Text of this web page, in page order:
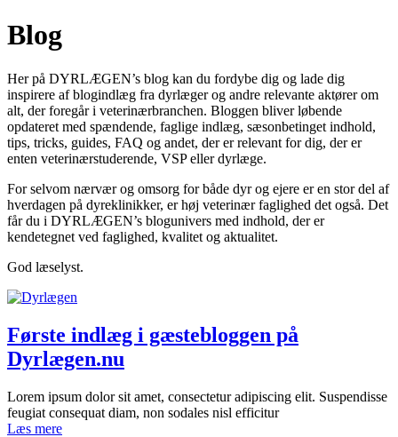
Blog
Her på DYRLÆGEN’s blog kan du fordybe dig og lade dig
inspirere af blogindlæg fra dyrlæger og andre relevante aktører om
alt, der foregår i veterinærbranchen. Bloggen bliver løbende
opdateret med spændende, faglige indlæg, sæsonbetinget indhold,
tips, tricks, guides, FAQ og andet, der er relevant for dig, der er
enten veterinærstuderende, VSP eller dyrlæge.
For selvom nærvær og omsorg for både dyr og ejere er en stor del af
hverdagen på dyreklinikker, er høj veterinær faglighed det også. Det
får du i DYRLÆGEN’s blogunivers med indhold, der er
kendetegnet ved faglighed, kvalitet og aktualitet.
God læselyst.
Første indlæg i gæstebloggen på
Dyrlægen.nu
Lorem ipsum dolor sit amet, consectetur adipiscing elit. Suspendisse
feugiat consequat diam, non sodales nisl efficitur
Læs mere